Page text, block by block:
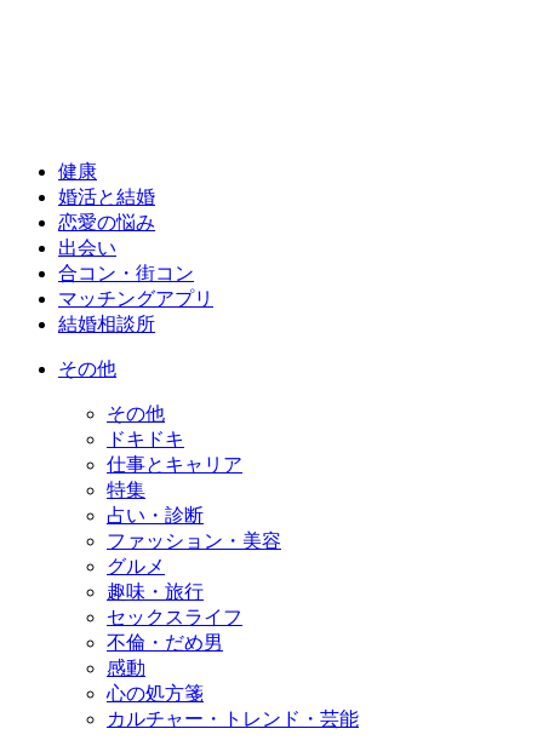
健康
婚活と結婚
恋愛の悩み
出会い
合コン・街コン
マッチングアプリ
結婚相談所
その他
その他
ドキドキ
仕事とキャリア
特集
占い・診断
ファッション・美容
グルメ
趣味・旅行
セックスライフ
不倫・だめ男
感動
心の処方箋
カルチャー・トレンド・芸能